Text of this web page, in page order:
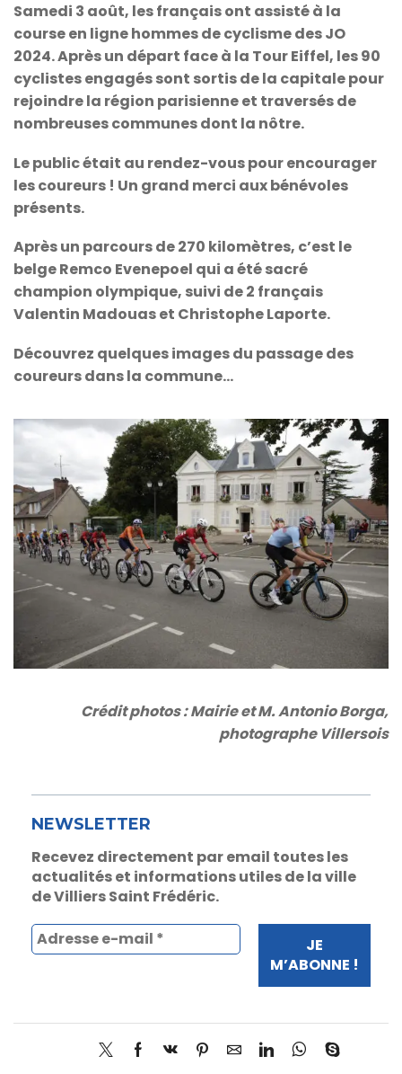
Samedi 3 août, les français ont assisté à la
course en ligne hommes de cyclisme des JO
2024. Après un départ face à la Tour Eiffel, les 90
cyclistes engagés sont sortis de la capitale pour
rejoindre la région parisienne et traversés de
nombreuses communes dont la nôtre.
Le public était au rendez-vous pour encourager
les coureurs ! Un grand merci aux bénévoles
présents.
Après un parcours de 270 kilomètres, c’est le
belge Remco Evenepoel qui a été sacré
champion olympique, suivi de 2 français
Valentin Madouas et Christophe Laporte.
Découvrez quelques images du passage des
coureurs dans la commune…
Crédit photos : Mairie et M. Antonio Borga,
photographe Villersois
NEWSLETTER
Recevez directement par email toutes les
actualités et informations utiles de la ville
de Villiers Saint Frédéric.